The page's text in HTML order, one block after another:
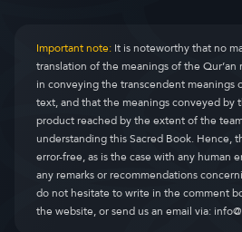
Important note:It is noteworthy that no
translation of the meanings of the
in conveying the transcendent meanings
text, and that the meanings conveyed by
product reached by the extent of the
understanding this Sacred Book. Hence,
error-free, as is the case with any human
any remarks or recommendations
do not hesitate to write in the comment
the website, or send us an email via: